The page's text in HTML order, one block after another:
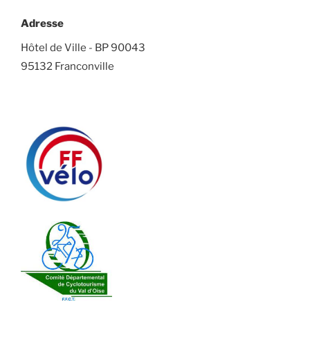
Adresse
Hôtel de Ville - BP 90043
95132 Franconville